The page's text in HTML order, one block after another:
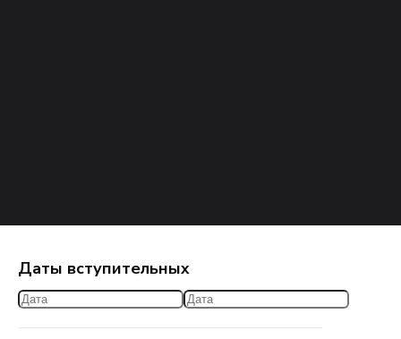
Даты вступительных